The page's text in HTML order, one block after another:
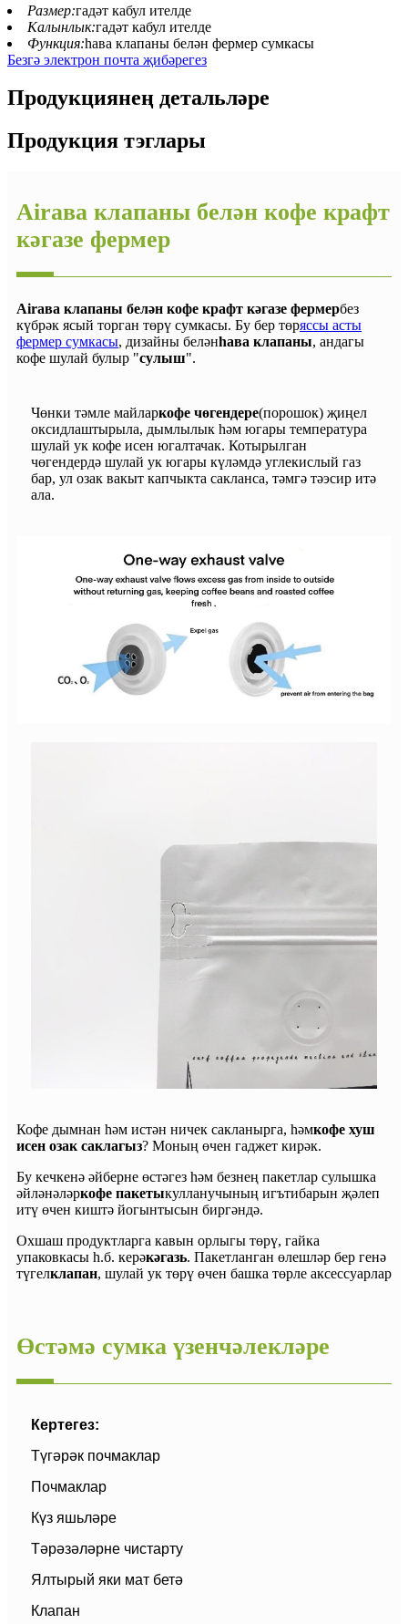
Размер:гадәт кабул ителде
Калынлык:гадәт кабул ителде
Функция:һава клапаны белән фермер сумкасы
Безгә электрон почта җибәрегез
Продукциянең детальләре
Продукция тэглары
Airава клапаны белән кофе крафт
кәгазе фермер
Airава клапаны белән кофе крафт кәгазе фермербез
күбрәк ясый торган төрү сумкасы. Бу бер төряссы асты
фермер сумкасы, дизайны беләнһава клапаны, андагы
кофе шулай булыр "сулыш".
Чөнки тәмле майларкофе чөгендере(порошок) җиңел
оксидлаштырыла, дымлылык һәм югары температура
шулай ук ​​кофе исен югалтачак. Котырылган
чөгендердә шулай ук ​​югары күләмдә углекислый газ
бар, ул озак вакыт капчыкта сакланса, тәмгә тәэсир итә
ала.
Кофе дымнан һәм истән ничек сакланырга, һәмкофе хуш
исен озак саклагыз? Моның өчен гаджет кирәк.
Бу кечкенә әйберне өстәгез һәм безнең пакетлар сулышка
әйләнәләркофе пакетыкулланучының игътибарын җәлеп
итү өчен киштә йогынтысын биргәндә.
Охшаш продуктларга кавын орлыгы төрү, гайка
упаковкасы һ.б. керәкәгазь. Пакетланган өлешләр бер генә
түгелклапан, шулай ук ​​төрү өчен башка төрле аксессуарлар
Өстәмә сумка үзенчәлекләре
Кертегез:
Түгәрәк почмаклар
Почмаклар
Күз яшьләре
Тәрәзәләрне чистарту
Ялтырый яки мат бетә
Клапан